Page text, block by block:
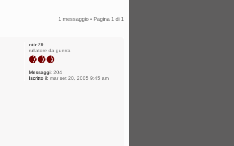
1 messaggio • Pagina 1 di 1
nite79
rullatore da guerra
Messaggi: 204
Iscritto il: mar set 20, 2005 9:45 am